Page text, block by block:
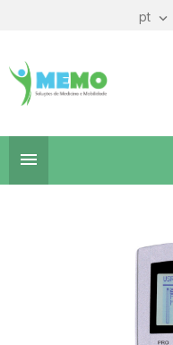
pt 
